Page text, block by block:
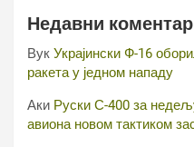
Недавни
Вук Украјински Ф-16
ракета у једном нападу
Аки Руски С-400 за
авиона новом тактиком